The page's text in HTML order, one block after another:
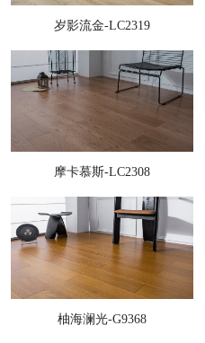
岁影流金-LC2319
摩卡慕斯-LC2308
柚海澜光-G9368